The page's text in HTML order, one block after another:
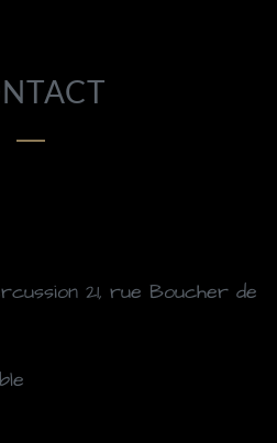
21, rue Boucher de